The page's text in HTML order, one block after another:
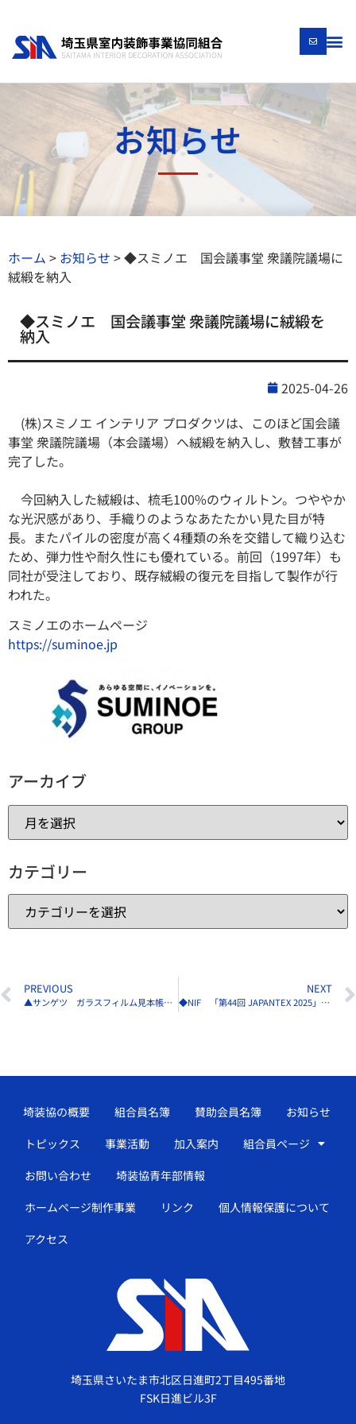
お知らせ
ホーム > お知らせ >◆スミノエ 国会議事堂 衆議院議場に
絨緞を納入
◆スミノエ 国会議事堂 衆議院議場に絨緞を
納入
2025-04-26
(株)スミノエ インテリア プロダクツは、このほど国会議
事堂 衆議院議場（本会議場）へ絨緞を納入し、敷替工事が
完了した。
今回納入した絨緞は、梳毛100%のウィルトン。つややか
な光沢感があり、手織りのようなあたたかい見た目が特
⻑。またパイルの密度が高く4種類の糸を交錯して織り込む
ため、弾力性や耐久性にも優れている。前回（1997年）も
同社が受注しており、既存絨緞の復元を目指して製作が行
われた。
スミノエのホームページ
https://suminoe.jp
アーカイブ
カテゴリー
PREVIOUS
▲サンゲツ ガラスフィルム見本帳「2025-2028 クレアス vol.3」5／15発刊
NEXT
◆NIF 「第44回 JAPANTEX 2025」出展案内説明会を開催
埼玉県さいたま市北区日進町2丁目495番地
FSK日進ビル3F
埼装協の概要 組合員名簿 賛助会員名簿
お知らせ
トピックス
事業活動 加入案内
組合員ページ
お問い合わせ
埼装協青年部情報
ホームページ制作事業
リンク
個人情報保護について
アクセス